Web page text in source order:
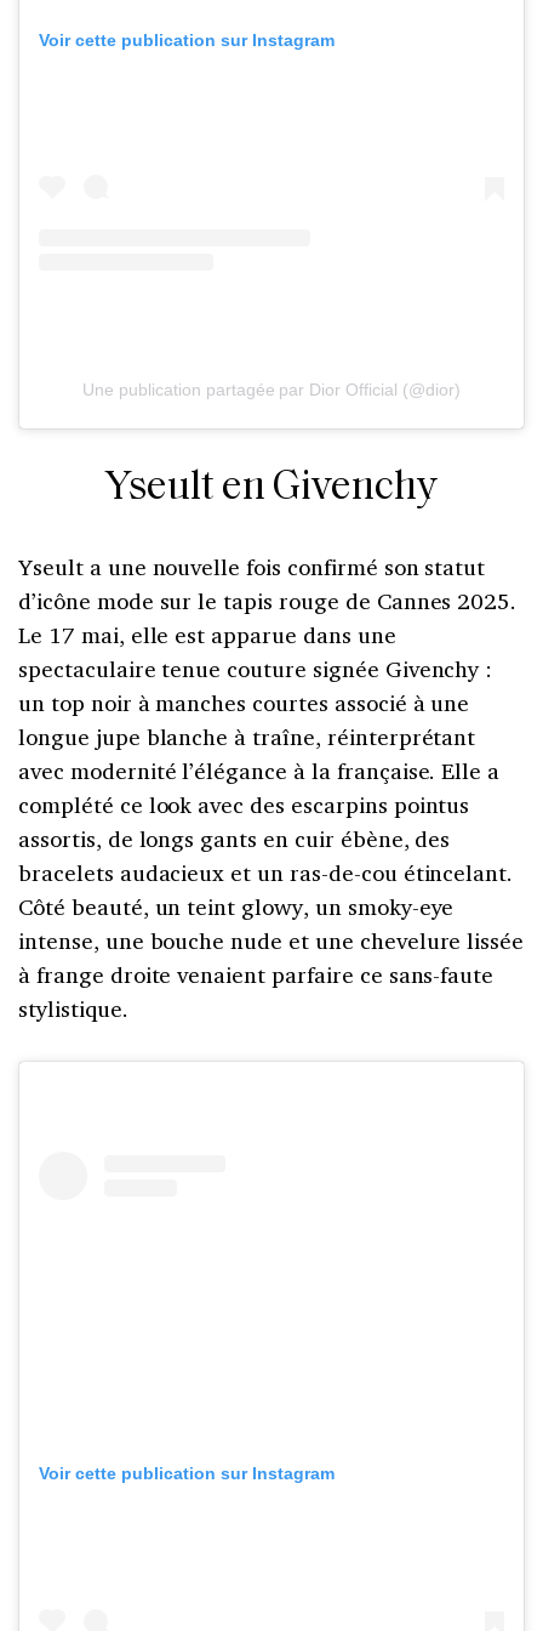
Voir cette publication sur Instagram
Une publication partagée par Dior Official (@dior)
Yseult en Givenchy
Yseult a une nouvelle fois confirmé son statut
d’icône mode sur le tapis rouge de Cannes 2025.
Le 17 mai, elle est apparue dans une
spectaculaire tenue couture signée Givenchy :
un top noir à manches courtes associé à une
longue jupe blanche à traîne, réinterprétant
avec modernité l’élégance à la française. Elle a
complété ce look avec des escarpins pointus
assortis, de longs gants en cuir ébène, des
bracelets audacieux et un ras-de-cou étincelant.
Côté beauté, un teint glowy, un smoky-eye
intense, une bouche nude et une chevelure lissée
à frange droite venaient parfaire ce sans-faute
stylistique.
Voir cette publication sur Instagram